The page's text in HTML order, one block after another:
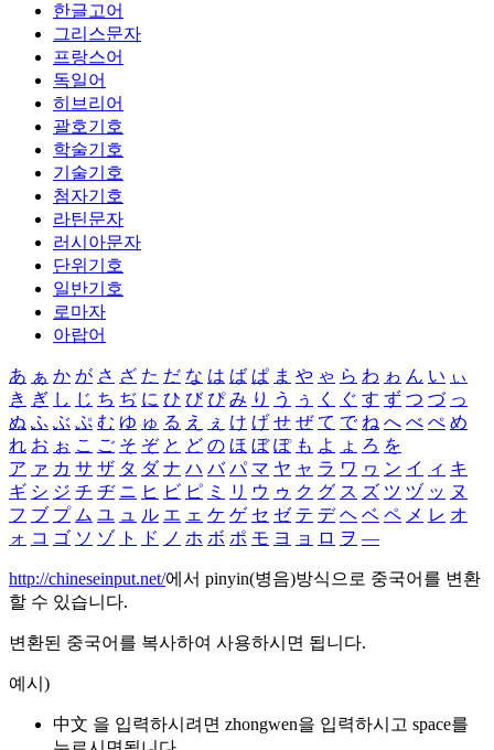
한글고어
그리스문자
프랑스어
독일어
히브리어
괄호기호
학술기호
기술기호
첨자기호
라틴문자
러시아문자
단위기호
일반기호
로마자
아랍어
あ ぁ か が さ ざ た だ な は ば ぱ ま や ゃ ら わ ゎ ん い ぃ
き ぎ し じ ち ぢ に ひ び ぴ み り う ぅ く ぐ す ず つ づ っ
ぬ ふ ぶ ぷ む ゆ ゅ る え ぇ け げ せ ぜ て で ね へ べ ぺ め
れ お ぉ こ ご そ ぞ と ど の ほ ぼ ぽ も よ ょ ろ を
ア ァ カ サ ザ タ ダ ナ ハ バ パ マ ヤ ャ ラ ワ ヮ ン イ ィ キ
ギ シ ジ チ ヂ ニ ヒ ビ ピ ミ リ ウ ゥ ク グ ス ズ ツ ヅ ッ ヌ
フ ブ プ ム ユ ュ ル エ ェ ケ ゲ セ ゼ テ デ ヘ ベ ペ メ レ オ
ォ コ ゴ ソ ゾ ト ド ノ ホ ボ ポ モ ヨ ョ ロ ヲ ―
http://chineseinput.net/에서 pinyin(병음)방식으로 중국어를 변환
할 수 있습니다.
변환된 중국어를 복사하여 사용하시면 됩니다.
예시)
中文 을 입력하시려면 zhongwen을 입력하시고 space를